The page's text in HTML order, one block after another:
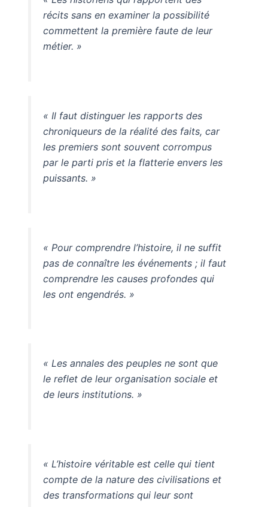
récits sans en examiner la possibilité
commettent la première faute de leur
métier. »
« Il faut distinguer les rapports des
chroniqueurs de la réalité des faits, car
les premiers sont souvent corrompus
par le parti pris et la flatterie envers les
puissants. »
« Pour comprendre l’histoire, il ne suffit
pas de connaître les événements ; il faut
comprendre les causes profondes qui
les ont engendrés. »
« Les annales des peuples ne sont que
le reflet de leur organisation sociale et
de leurs institutions. »
« L’histoire véritable est celle qui tient
compte de la nature des civilisations et
des transformations qui leur sont